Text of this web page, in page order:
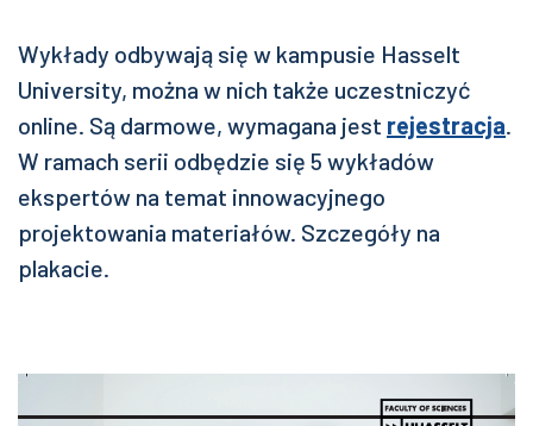
Wykłady odbywają się w kampusie Hasselt
University, można w nich także uczestniczyć
online. Są darmowe, wymagana jest rejestracja.
W ramach serii odbędzie się 5 wykładów
ekspertów na temat innowacyjnego
projektowania materiałów. Szczegóły na
plakacie.